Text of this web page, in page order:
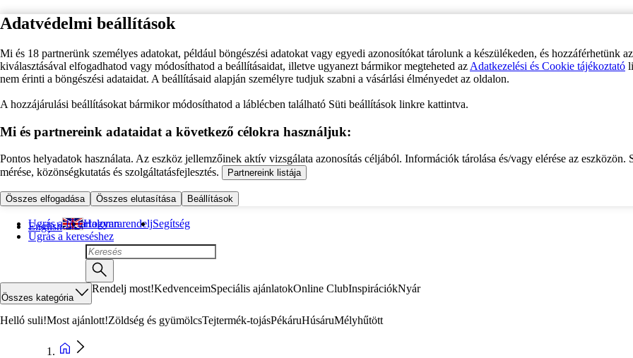
Adatvédelmi beállítások
Mi és 18 partnerünk személyes adatokat, például böngészési adatokat vagy egyedi azonosítókat tárolunk a készülékeden, és hozzáférhetünk
kiválasztásával elfogadhatod vagy módosíthatod a beállításaidat, illetve ugyanezt bármikor megteheted az Adatkezelési és Cookie tájékoztató
nem érinti a böngészési adataidat. A beállításaid alapján személyre tudjuk szabni a vásárlási élményedet az oldalon.
A hozzájárulási beállításokat bármikor módosíthatod a láblécben található Süti beállítások linkre kattintva.
Mi és partnereink adataidat a következő célokra használjuk:
Pontos helyadatok használata. Az eszköz jellemzőinek aktív vizsgálata azonosítás céljából. Információk tárolása és/vagy elérése az eszközön.
mérése, közönségkutatás és szolgáltatásfejlesztés.
Partnereink listája
Összes elfogadása Összes elutasítása Beállítások
Ugrás a fő tartalomra
Ugrás a kereséshez
English Hogyan rendeljSegítség
Összes kategória
Rendelj most!KedvenceimSpeciális ajánlatokOnline ClubInspirációkNyár
Helló suli!Most ajánlott!Zöldség és gyümölcsTejtermék-tojásPékáruHúsáruMélyhűtött